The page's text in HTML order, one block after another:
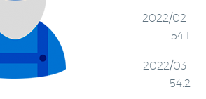
2022/02
54.1
2022/03
54.2